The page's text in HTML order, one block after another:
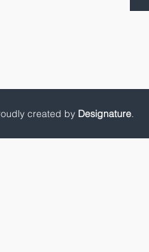
created by Designature.